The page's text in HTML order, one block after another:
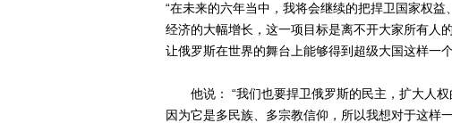
“在未来的六年当中，我将会继续的把捍卫国家权
经济的大幅增长，这一项目标是离不开大家所有人
让俄罗斯在世界的舞台上能够得到超级大国这样一
他说： “我们也要捍卫俄罗斯的民主，扩大人权
因为它是多民族、多宗教信仰，所以我想对于这样